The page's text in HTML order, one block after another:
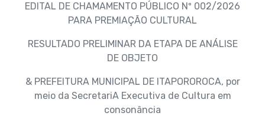
EDITAL DE CHAMAMENTO PÚBLICO Nº 002/2026
PARA PREMIAÇÃO CULTURAL
RESULTADO PRELIMINAR DA ETAPA DE ANÁLISE
DE OBJETO
& PREFEITURA MUNICIPAL DE ITAPOROROCA, por
meio da SecretariA Executiva de Cultura em
consonância